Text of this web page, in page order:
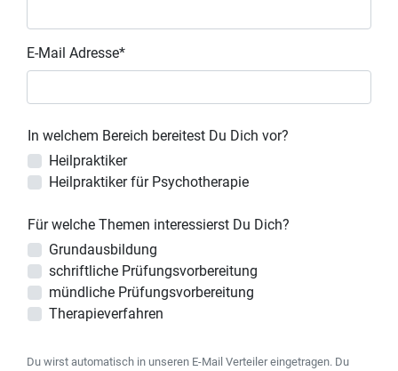
E-Mail Adresse*
In welchem Bereich bereitest Du Dich vor?
Heilpraktiker
Heilpraktiker für Psychotherapie
Für welche Themen interessierst Du Dich?
Grundausbildung
schriftliche Prüfungsvorbereitung
mündliche Prüfungsvorbereitung
Therapieverfahren
Du wirst automatisch in unseren E-Mail Verteiler eingetragen. Du